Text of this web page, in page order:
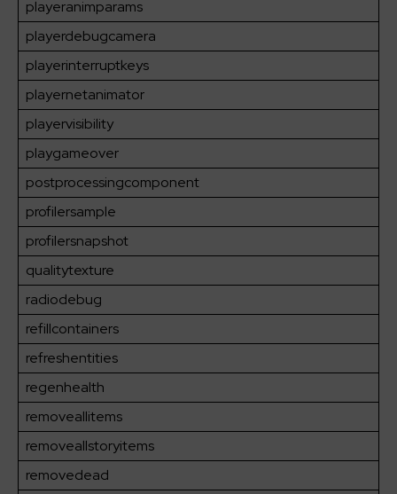
playeranimparams
playerdebugcamera
playerinterruptkeys
playernetanimator
playervisibility
playgameover
postprocessingcomponent
profilersample
profilersnapshot
qualitytexture
radiodebug
refillcontainers
refreshentities
regenhealth
removeallitems
removeallstoryitems
removedead